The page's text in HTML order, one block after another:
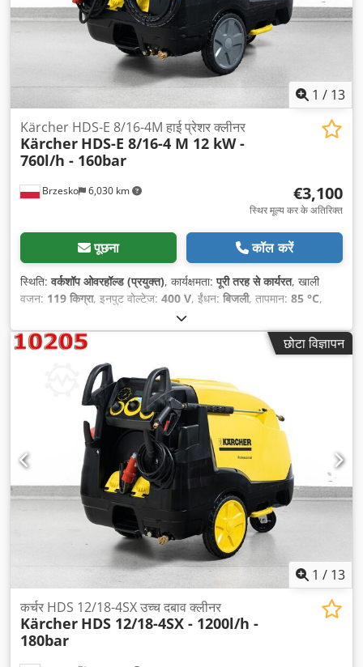
1 / 13
Brzesko 6,030 km
Kärcher HDS-E 8/16-4M हाई प्रेशर क्लीनर
Kärcher HDS-E 8/16-4 M 12 kW -
760l/h - 160bar
€3,100
स्थिर मूल्य कर के अतिरिक्त
पूछना कॉल करें
स्थिति:वर्कशॉप ओवरहॉल्ड (प्रयुक्त), कार्यक्षमता:पूरी तरह से कार्यरत, खाली
वजन: 119 किग्रा, इनपुट वोल्टेज: 400 V, ईंधन: बिजली, तापमान: 85 °C,
छोटा विज्ञापन
1 / 13
कर्चर HDS 12/18-4SX उच्च दबाव क्लीनर
Kärcher HDS 12/18-4SX - 1200l/h -
180bar